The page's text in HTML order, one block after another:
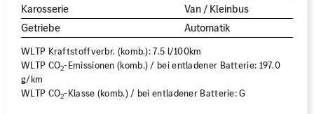
Karosserie
Van / Kleinbus
Getriebe
Automatik
WLTP Kraftstoffverbr. (komb.): 7.5 l/100km
WLTP CO2-Emissionen (komb.) / bei entladener Batterie: 197.0
g/km
WLTP CO2-Klasse (komb.) / bei entladener Batterie: G